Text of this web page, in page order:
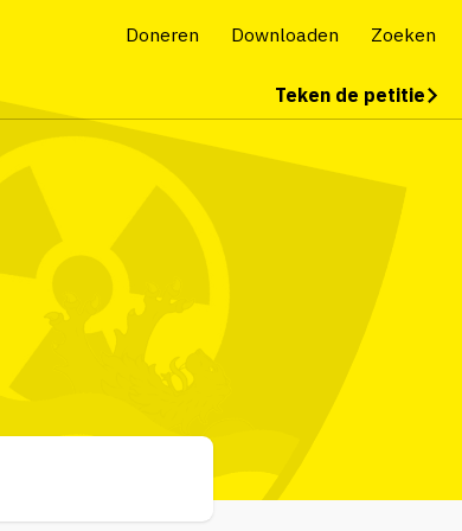
Doneren Downloaden Zoeken
Teken de petitie